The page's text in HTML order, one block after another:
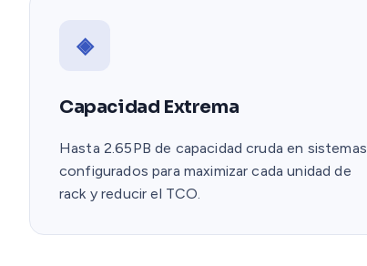
◈
Capacidad Extrema
Hasta 2.65PB de capacidad cruda en sistemas
configurados para maximizar cada unidad de
rack y reducir el TCO.